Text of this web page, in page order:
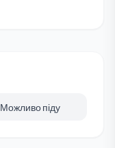
Можливо піду